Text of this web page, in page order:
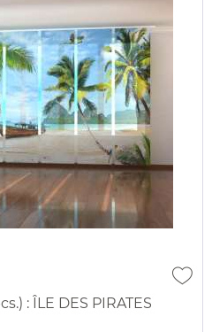
: ÎLE DES PIRATES